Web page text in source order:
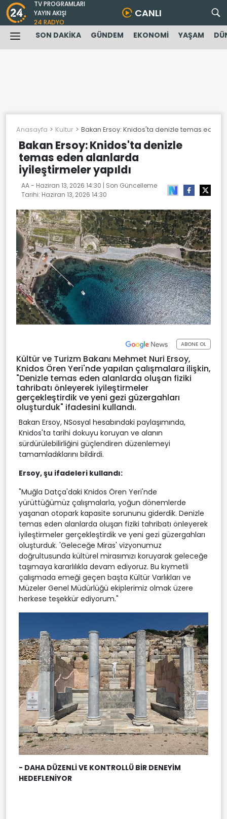
TV PROGRAMLARI
YAYIN AKIŞI
24 RADYO
CANLI
SON DAKİKA GÜNDEM EKONOMİ YAŞAM
Anasayfa Kultur Bakan Ersoy: Knidos'ta denizle temas eden
Bakan Ersoy: Knidos'ta denizle
temas eden alanlarda
iyileştirmeler yapıldı
AA - Haziran 13, 2026 14:30 | Son Güncelleme
Tarihi: Haziran 13, 2026 14:30
ABONE OL
Kültür ve Turizm Bakanı Mehmet Nuri Ersoy,
Knidos Ören Yeri'nde yapılan çalışmalara ilişkin,
"Denizle temas eden alanlarda oluşan fiziki
tahribatı önleyerek iyileştirmeler
gerçekleştirdik ve yeni gezi güzergahları
oluşturduk" ifadesini kullandı.
Bakan Ersoy, NSosyal hesabındaki paylaşımında,
Knidos'ta tarihi dokuyu koruyan ve alanın
sürdürülebilirliğini güçlendiren düzenlemeyi
tamamladıklarını bildirdi.
Ersoy, şu ifadeleri kullandı:
"Muğla Datça'daki Knidos Ören Yeri'nde
yürüttüğümüz çalışmalarla, yoğun dönemlerde
yaşanan otopark kapasite sorununu giderdik. Denizle
temas eden alanlarda oluşan fiziki tahribatı önleyerek
iyileştirmeler gerçekleştirdik ve yeni gezi güzergahları
oluşturduk. 'Geleceğe Miras' vizyonumuz
doğrultusunda kültürel mirasımızı koruyarak geleceğe
taşımaya kararlılıkla devam ediyoruz. Bu kıymetli
çalışmada emeği geçen başta Kültür Varlıkları ve
Müzeler Genel Müdürlüğü ekiplerimiz olmak üzere
herkese teşekkür ediyorum."
- DAHA DÜZENLİ VE KONTROLLÜ BİR DENEYİM
HEDEFLENİYOR